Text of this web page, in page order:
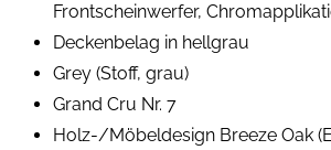
Frontscheinwerfer,
Deckenbelag in hellgrau
Grey (Stoff, grau)
Grand Cru Nr. 7
Holz-/Möbeldesign Breeze Oak